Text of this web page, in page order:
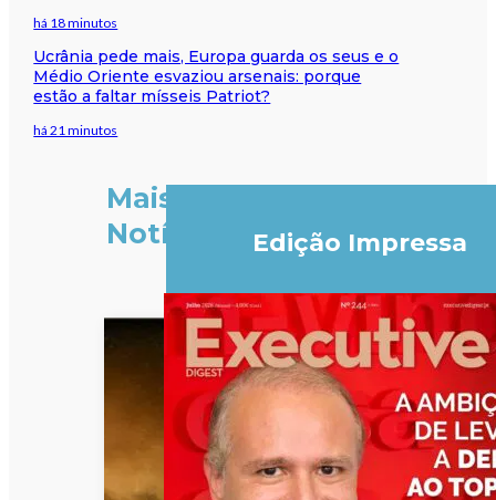
há 18 minutos
Ucrânia pede mais, Europa guarda os seus e o
Médio Oriente esvaziou arsenais: porque
estão a faltar mísseis Patriot?
há 21 minutos
Mais
Notícias
Edição Impressa